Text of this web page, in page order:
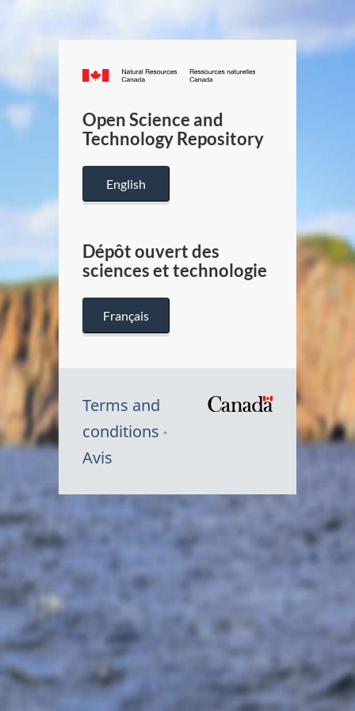
Canada.ca
/
Canada
Open Science and
Technology Repository
English
Dépôt ouvert des
sciences et technologie
Français
Terms and
conditions
Avis
Symbole
Canada